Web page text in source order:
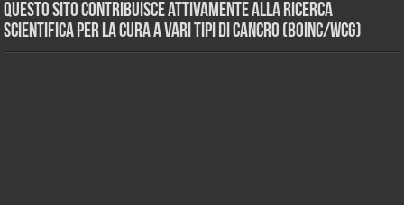
Questo sito contribuisce attivamente alla ricerca
scientifica per la cura a vari tipi di Cancro (BOINC/WCG)